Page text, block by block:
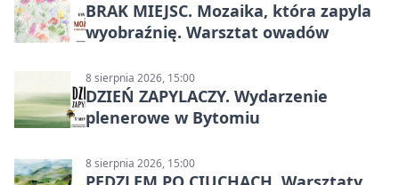
BRAK MIEJSC. Mozaika, która zapyla
wyobraźnię. Warsztat owadów
8 sierpnia 2026, 15:00
DZIEŃ ZAPYLACZY. Wydarzenie
plenerowe w Bytomiu
8 sierpnia 2026, 15:00